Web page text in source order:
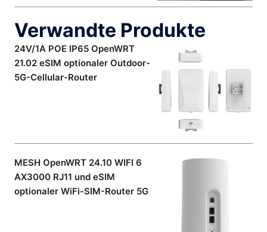
Verwandte Produkte
24V/1A POE IP65 OpenWRT
21.02 eSIM optionaler Outdoor-
5G-Cellular-Router
MESH OpenWRT 24.10 WIFI 6
AX3000 RJ11 und eSIM
optionaler WiFi-SIM-Router 5G